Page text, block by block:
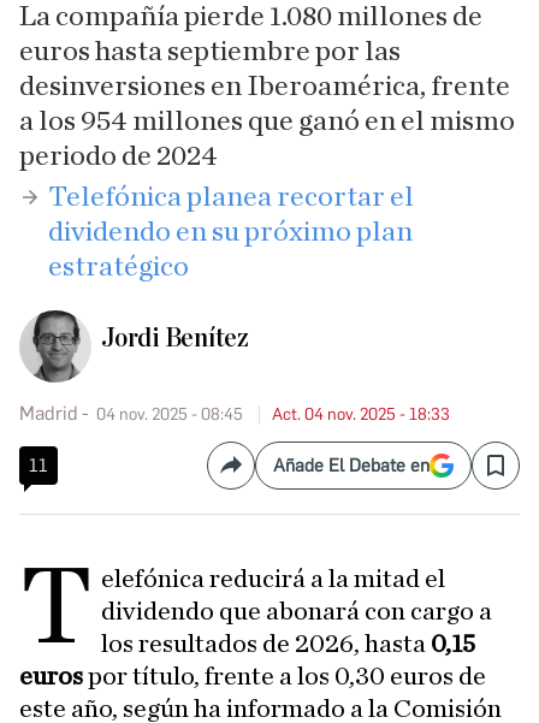
La compañía pierde 1.080 millones de
euros hasta septiembre por las
desinversiones en Iberoamérica, frente
a los 954 millones que ganó en el mismo
periodo de 2024
Telefónica planea recortar el
dividendo en su próximo plan
estratégico
Jordi Benítez
Madrid 04 nov. 2025 - 08:45 Act. 04 nov. 2025 - 18:33
11 CompartirAñade El Debate en Save
T elefónica reducirá a la mitad el
dividendo que abonará con cargo a
los resultados de 2026, hasta 0,15
eurospor título, frente a los 0,30 euros de
este año, según ha informado a la Comisión